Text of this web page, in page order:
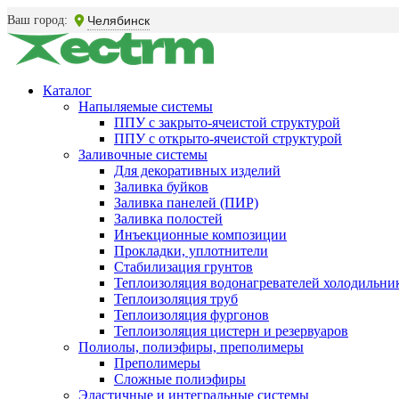
Ваш город: Челябинск
Каталог
Напыляемые системы
ППУ с закрыто-ячеистой структурой
ППУ с открыто-ячеистой структурой
Заливочные системы
Для декоративных изделий
Заливка буйков
Заливка панелей (ПИР)
Заливка полостей
Инъекционные композиции
Прокладки, уплотнители
Стабилизация грунтов
Теплоизоляция водонагревателей
Теплоизоляция труб
Теплоизоляция фургонов
Теплоизоляция цистерн и резервуаров
Полиолы, полиэфиры, преполимеры
Преполимеры
Сложные полиэфиры
Эластичные и интегральные системы